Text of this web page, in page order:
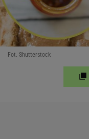
Fot. Shutterstock